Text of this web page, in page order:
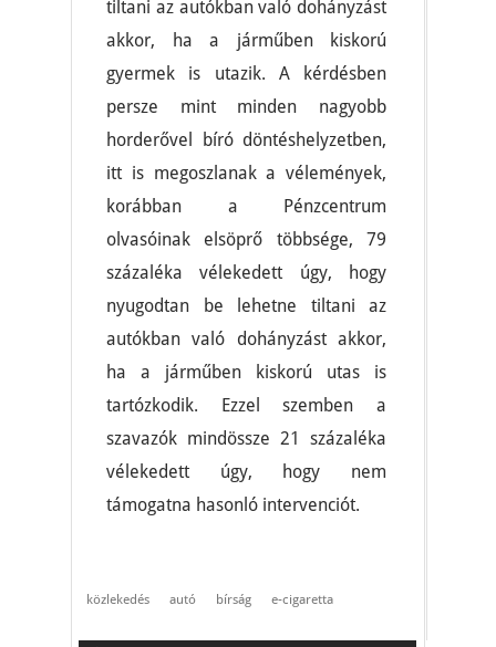
tiltani az autókban való dohányzást
akkor, ha a járműben kiskorú
gyermek is utazik. A kérdésben
persze mint minden nagyobb
horderővel bíró döntéshelyzetben,
itt is megoszlanak a vélemények,
korábban a Pénzcentrum
olvasóinak elsöprő többsége, 79
százaléka vélekedett úgy, hogy
nyugodtan be lehetne tiltani az
autókban való dohányzást akkor,
ha a járműben kiskorú utas is
tartózkodik. Ezzel szemben a
szavazók mindössze 21 százaléka
vélekedett úgy, hogy nem
támogatna hasonló intervenciót.
közlekedés autó bírság e-cigaretta